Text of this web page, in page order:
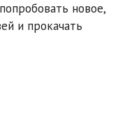
новое,
и прокачать